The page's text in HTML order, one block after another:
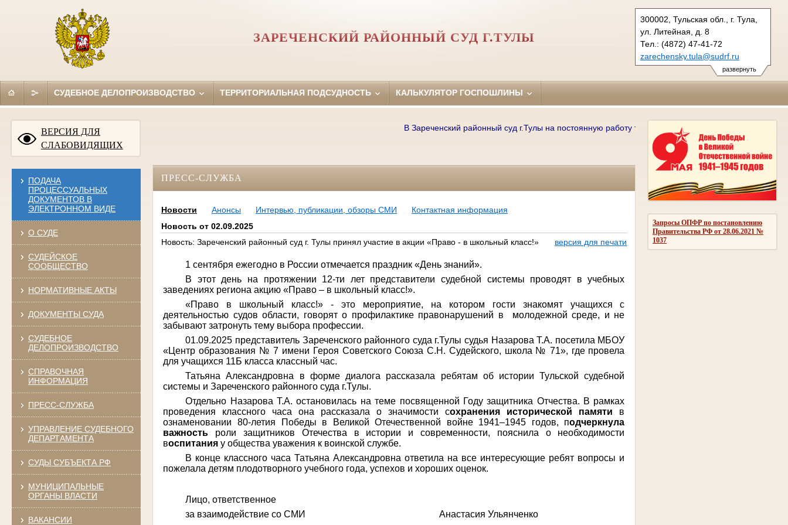
развернуть
300002, Тульская обл., г. Тула,
ул. Литейная, д. 8
Тел.: (4872) 47-41-72
zarechensky.tula@sudrf.ru
ЗАРЕЧЕНСКИЙ РАЙОННЫЙ СУД Г.ТУЛЫ
СУДЕБНОЕ ДЕЛОПРОИЗВОДСТВО ТЕРРИТОРИАЛЬНАЯ ПОДСУДНОСТЬ КАЛЬКУЛЯТОР ГОСПОШЛИНЫ
ВЕРСИЯ ДЛЯ
СЛАБОВИДЯЩИХ
ПОДАЧА
ПРОЦЕССУАЛЬНЫХ
ДОКУМЕНТОВ В
ЭЛЕКТРОННОМ ВИДЕ
О СУДЕ
СУДЕЙСКОЕ
СООБЩЕСТВО
НОРМАТИВНЫЕ АКТЫ
ДОКУМЕНТЫ СУДА
СУДЕБНОЕ
ДЕЛОПРОИЗВОДСТВО
СПРАВОЧНАЯ
ИНФОРМАЦИЯ
ПРЕСС-СЛУЖБА
УПРАВЛЕНИЕ СУДЕБНОГО
ДЕПАРТАМЕНТА
СУДЫ СУБЪЕКТА РФ
МУНИЦИПАЛЬНЫЕ
ОРГАНЫ ВЛАСТИ
ВАКАНСИИ
Запросы ОПФР по постановлению
Правительства РФ от 28.06.2021 №
1037
В Зареченский районный суд г.Тулы на постоянную работу требуются: секретари судебного
ПРЕСС-СЛУЖБА
Новости Анонсы Интервью, публикации, обзоры СМИ
Контактная информация
Новость от 02.09.2025
Новость: Зареченский районный суд г. Тулы принял участие в акции «Право - в школьный класс!»
версия для печати
1 сентября ежегодно в России отмечается праздник «День знаний».
В этот день на протяжении 12-ти лет представители судебной системы проводят в учебных
заведениях региона акцию «Право – в школьный класс!».
«Право в школьный класс!» - это мероприятие, на котором гости знакомят учащихся с
деятельностью судов области, говорят о профилактике правонарушений в молодежной среде, и не
забывают затронуть тему выбора профессии.
01.09.2025 представитель Зареченского районного суда г.Тулы судья Назарова Т.А. посетила МБОУ
«Центр образования № 7 имени Героя Советского Союза С.Н. Судейского, школа № 71», где провела
для учащихся 11Б класса классный час.
Татьяна Александровна в форме диалога рассказала ребятам об истории Тульской судебной
системы и Зареченского районного суда г.Тулы.
Отдельно Назарова Т.А. остановилась на теме посвященной Году защитника Отчества. В рамках
проведения классного часа она рассказала о значимости сохранения исторической памяти в
ознаменовании 80-летия Победы в Великой Отечественной войне 1941–1945 годов, подчеркнула
важность роли защитников Отечества в истории и современности, пояснила о необходимости
воспитания у общества уважения к воинской службе.
В конце классного часа Татьяна Александровна ответила на все интересующие ребят вопросы и
пожелала детям плодотворного учебного года, успехов и хороших оценок.
Лицо, ответственное
за взаимодействие со СМИ Анастасия Ульянченко